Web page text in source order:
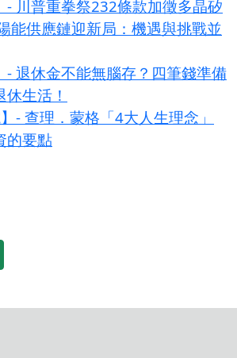
- 川普重拳祭232條款加徵多晶矽
能供應鏈迎新局：機遇與挑戰並
- 退休金不能無腦存？四筆錢準備
生活！
- 查理．蒙格「4大人生理念」
的要點